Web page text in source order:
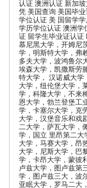
认证 澳洲认证 新加
凭 美国查询 美国毕
学位认证 美 国留学
学历学位认证 澳洲学
证 留学生毕业证认证
慕尼黑大学，开姆尼
学，明斯特大学，弗
多夫大学，波鸿鲁尔
埃森大学，凯撒斯劳
特大学， 汉诺威大学
大学，纽伦堡大学，
学，科隆大学，不来
恩大学，勃兰登堡工
学，卡塞尔大学，克
大学，汉堡音乐和戏
二大学，萨瓦大学，
学，国立 里昂第二大
大学，马赛大学，昂
大学，尼斯大学，巴
学，卡昂大学，蒙彼
卢兹大学，图卢兹第
学，图卢兹三大，波
亚眠大学，罗马二大